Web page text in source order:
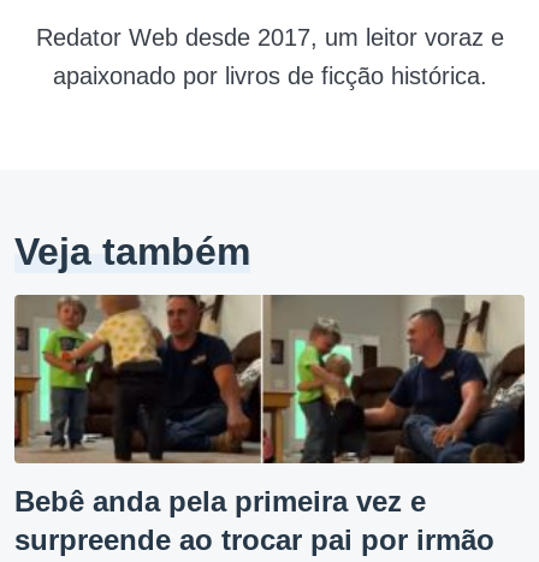
Redator Web desde 2017, um leitor voraz e
apaixonado por livros de ficção histórica.
Veja também
Bebê anda pela primeira vez e
surpreende ao trocar pai por irmão